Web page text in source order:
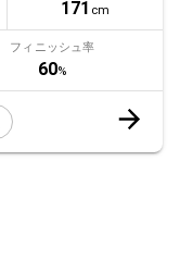
171 cm
フィニッシュ率
60%